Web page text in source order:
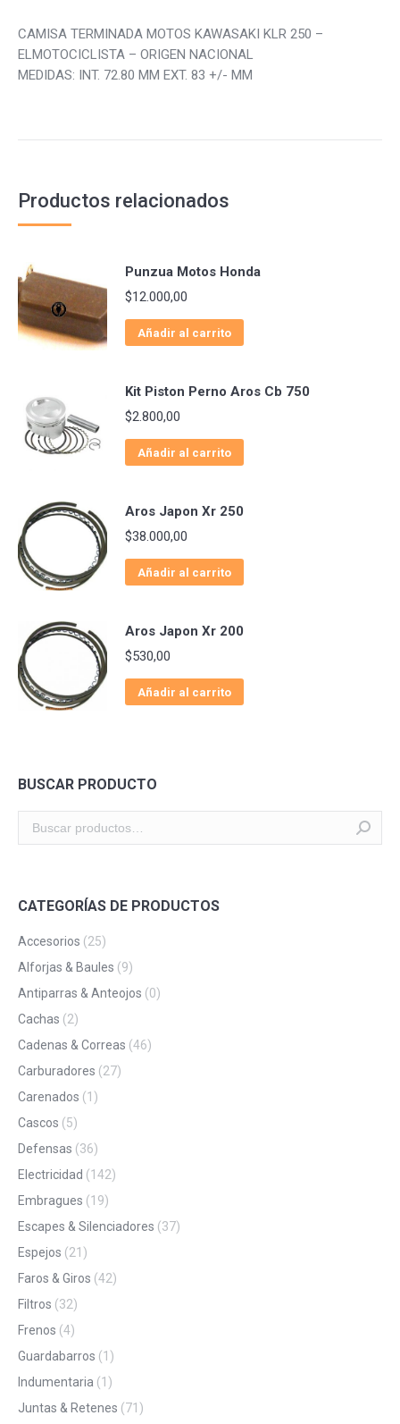
CAMISA TERMINADA MOTOS KAWASAKI KLR 250 –
ELMOTOCICLISTA – ORIGEN NACIONAL
MEDIDAS: INT. 72.80 MM EXT. 83 +/- MM
Productos relacionados
Punzua Motos Honda
$12.000,00
Añadir al carrito
Kit Piston Perno Aros Cb 750
$2.800,00
Añadir al carrito
Aros Japon Xr 250
$38.000,00
Añadir al carrito
Aros Japon Xr 200
$530,00
Añadir al carrito
BUSCAR PRODUCTO
CATEGORÍAS DE PRODUCTOS
Accesorios (25)
Alforjas & Baules (9)
Antiparras & Anteojos (0)
Cachas (2)
Cadenas & Correas (46)
Carburadores (27)
Carenados (1)
Cascos (5)
Defensas (36)
Electricidad (142)
Embragues (19)
Escapes & Silenciadores (37)
Espejos (21)
Faros & Giros (42)
Filtros (32)
Frenos (4)
Guardabarros (1)
Indumentaria (1)
Juntas & Retenes (71)